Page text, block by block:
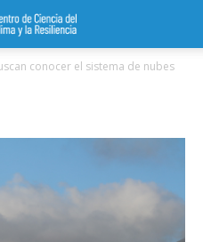
conocer el sistema de nubes